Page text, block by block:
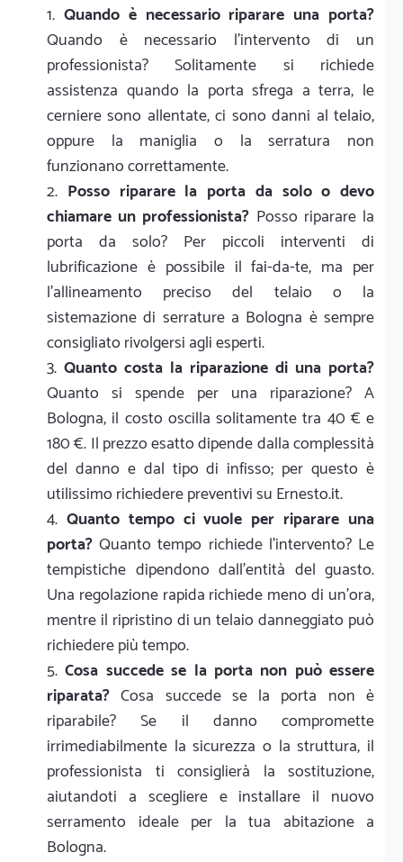
Quando è necessario riparare una porta?
Quando è necessario l'intervento di un
professionista? Solitamente si richiede
assistenza quando la porta sfrega a terra, le
cerniere sono allentate, ci sono danni al telaio,
oppure la maniglia o la serratura non
funzionano correttamente.
Posso riparare la porta da solo o devo
chiamare un professionista? Posso riparare la
porta da solo? Per piccoli interventi di
lubrificazione è possibile il fai-da-te, ma per
l'allineamento preciso del telaio o la
sistemazione di serrature a Bologna è sempre
consigliato rivolgersi agli esperti.
Quanto costa la riparazione di una porta?
Quanto si spende per una riparazione? A
Bologna, il costo oscilla solitamente tra 40 € e
180 €. Il prezzo esatto dipende dalla complessità
del danno e dal tipo di infisso; per questo è
utilissimo richiedere preventivi su Ernesto.it.
Quanto tempo ci vuole per riparare una
porta? Quanto tempo richiede l'intervento? Le
tempistiche dipendono dall'entità del guasto.
Una regolazione rapida richiede meno di un'ora,
mentre il ripristino di un telaio danneggiato può
richiedere più tempo.
Cosa succede se la porta non può essere
riparata? Cosa succede se la porta non è
riparabile? Se il danno compromette
irrimediabilmente la sicurezza o la struttura, il
professionista ti consiglierà la sostituzione,
aiutandoti a scegliere e installare il nuovo
serramento ideale per la tua abitazione a
Bologna.